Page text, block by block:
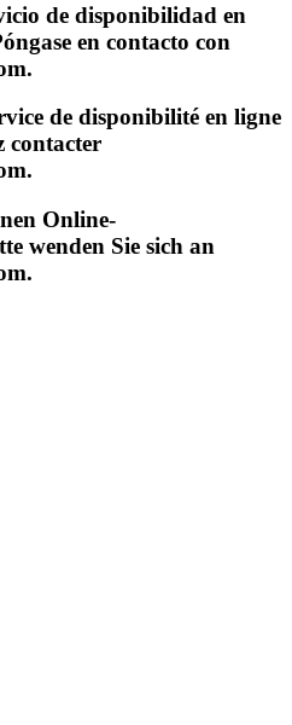
de disponibilidad en
en contacto con
de disponibilité en ligne
contacter
Online-
wenden Sie sich an